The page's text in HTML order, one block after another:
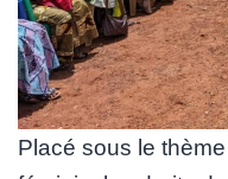
Placé sous le